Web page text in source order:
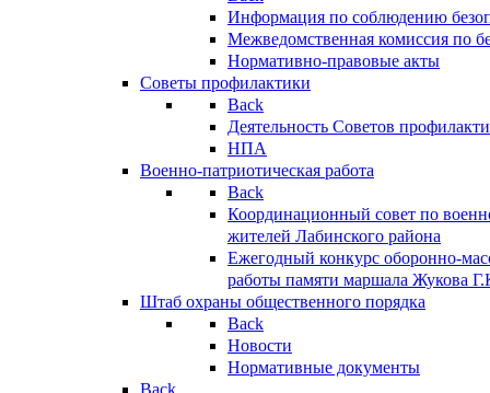
Информация по соблюдению
Межведомственная комиссия по
Нормативно-правовые акты
Советы профилактики
Back
Деятельность Советов
НПА
Военно-патриотическая работа
Back
Координационный совет по
жителей Лабинского района
Ежегодный конкурс оборонно-
работы памяти маршала Жукова
Штаб охраны общественного порядка
Back
Новости
Нормативные документы
Back